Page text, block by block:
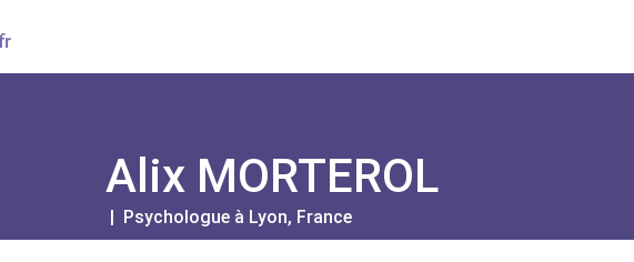
Alix MORTEROL
| Psychologue à Lyon, France